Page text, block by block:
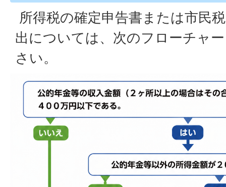
所得税の確定申告書または市民
出については、次のフローチャ
さい。